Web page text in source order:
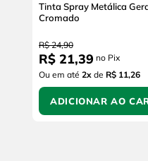
Tinta Spray Metálica
Cromado
R$ 24,90
R$ 21,39 no Pix
Ou em até 2x de R$ 11,26
ADICIONAR AO